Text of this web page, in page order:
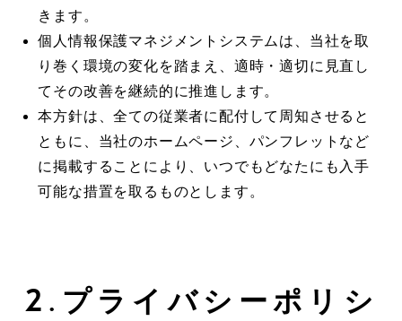
きます。
個人情報保護マネジメントシステムは、当社を取
り巻く環境の変化を踏まえ、適時・適切に見直し
てその改善を継続的に推進します。
本方針は、全ての従業者に配付して周知させると
ともに、当社のホームページ、パンフレットなど
に掲載することにより、いつでもどなたにも入手
可能な措置を取るものとします。
2.プライバシーポリシ